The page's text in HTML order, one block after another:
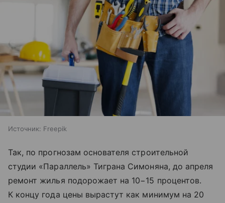
Источник: Freepik
Так, по прогнозам основателя строительной
студии «Параллель» Тиграна Симоняна, до апреля
ремонт жилья подорожает на 10−15 процентов.
К концу года цены вырастут как минимум на 20